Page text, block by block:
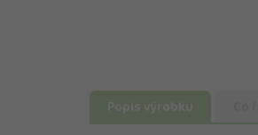
Popis výrobku